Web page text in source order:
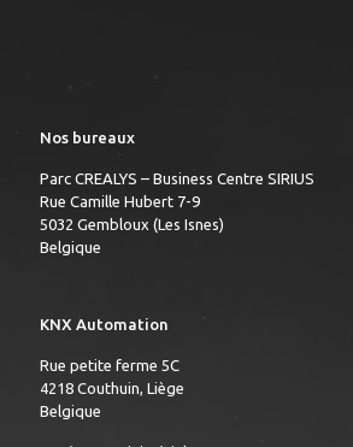
Nos bureaux
Parc CREALYS – Business Centre SIRIUS
Rue Camille Hubert 7-9
5032 Gembloux (Les Isnes)
Belgique
KNX Automation
Rue petite ferme 5C
4218 Couthuin, Liège
Belgique